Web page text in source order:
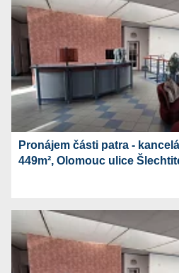
Pronájem části patra -
449m², Olomouc ulice